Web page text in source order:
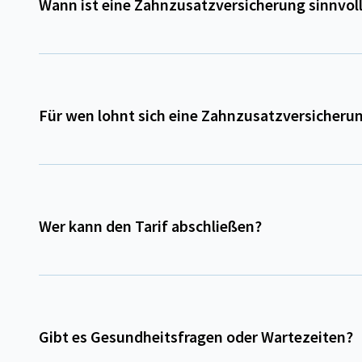
Wann ist eine Zahnzusatzversicherung
Für wen lohnt sich eine
Wer kann den Tarif abschließen?
Gibt es Gesundheitsfragen oder Wartezeiten?